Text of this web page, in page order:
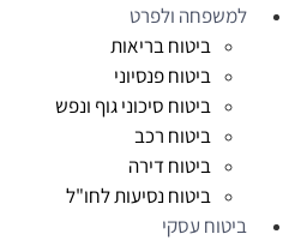
למשפחה ולפרט
ביטוח בריאות
ביטוח פנסיוני
ביטוח סיכוני גוף ונפש
ביטוח רכב
ביטוח דירה
ביטוח נסיעות לחו"ל
ביטוח עסקי